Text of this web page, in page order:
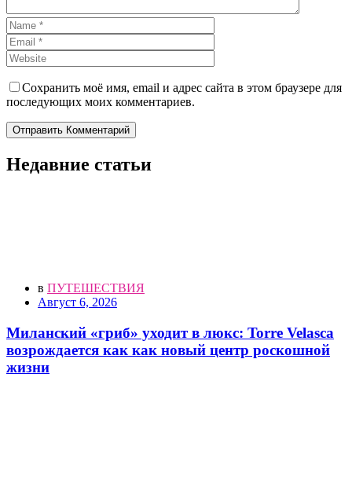
Сохранить моё имя, email и адрес сайта в этом браузере для
последующих моих комментариев.
Отправить Комментарий
Недавние статьи
в ПУТЕШЕСТВИЯ
Август 6, 2026
Миланский «гриб» уходит в люкс: Torre Velasca
возрождается как как новый центр роскошной
жизни